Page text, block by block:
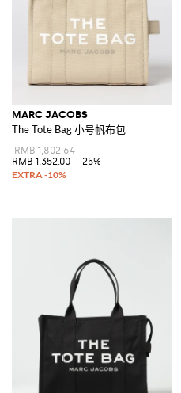
MARC JACOBS
The Tote Bag 小号帆布包
RMB 1,802.64
RMB 1,352.00
-25%